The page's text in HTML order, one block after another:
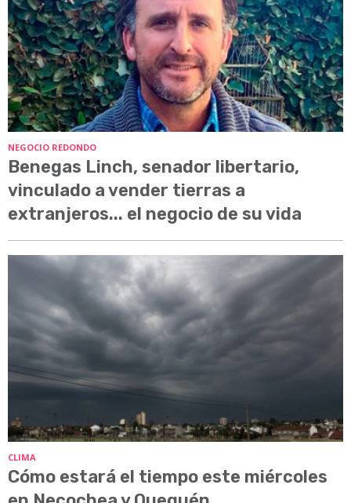
NEGOCIO REDONDO
Benegas Linch, senador libertario,
vinculado a vender tierras a
extranjeros... el negocio de su vida
CLIMA
Cómo estará el tiempo este miércoles